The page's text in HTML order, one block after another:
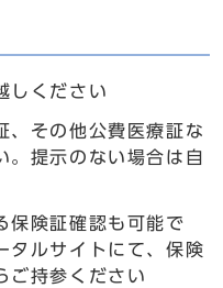
しください
、その他公費医療証な
。提示のない場合は自
保険証確認も可能で
タルサイトにて、保険
ご持参ください